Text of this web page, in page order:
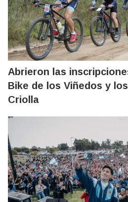
Abrieron las
Bike de los Viñedos y
Criolla